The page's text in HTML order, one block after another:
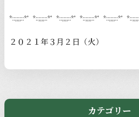
*::;;;;::*゜*::;;;;::*゜*::;;;;::*゜*::;;;;::*゜*::;;;;::*゜
２０２１年３月２日（火）
カテゴリー